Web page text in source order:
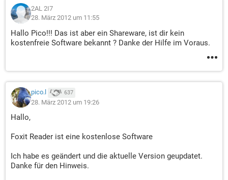
2AL 2I7
28. März 2012 um 11:55
Hallo Pico!!! Das ist aber ein Shareware, ist dir kein
kostenfreie Software bekannt ? Danke der Hilfe im Voraus.
pico.l 637
28. März 2012 um 19:26
Hallo,
Foxit Reader ist eine kostenlose Software
Ich habe es geändert und die aktuelle Version geupdatet.
Danke für den Hinweis.